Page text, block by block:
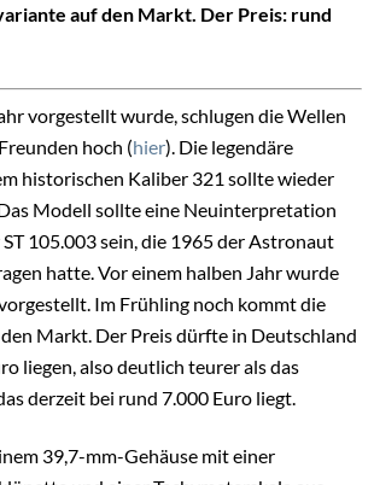
auf den Markt. Der Preis: rund
vorgestellt wurde, schlugen die Wellen
hoch (hier). Die legendäre
historischen Kaliber 321 sollte wieder
Modell sollte eine Neuinterpretation
105.003 sein, die 1965 der Astronaut
hatte. Vor einem halben Jahr wurde
Im Frühling noch kommt die
Markt. Der Preis dürfte in Deutschland
liegen, also deutlich teurer als das
derzeit bei rund 7.000 Euro liegt.
39,7-mm-Gehäuse mit einer